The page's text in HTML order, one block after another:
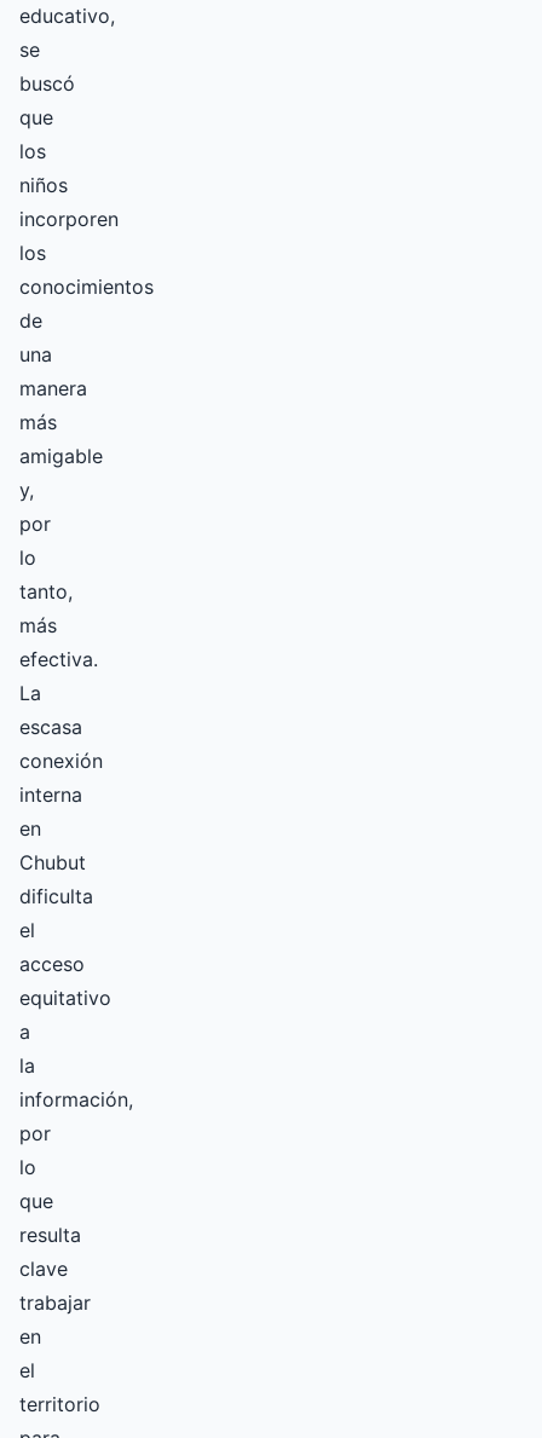
educativo,
se
buscó
que
los
niños
incorporen
los
conocimientos
de
una
manera
más
amigable
y,
por
lo
tanto,
más
efectiva.
La
escasa
conexión
interna
en
Chubut
dificulta
el
acceso
equitativo
a
la
información,
por
lo
que
resulta
clave
trabajar
en
el
territorio